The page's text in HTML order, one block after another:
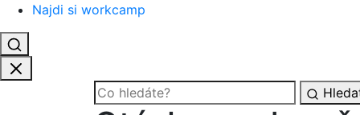
Najdi si workcamp